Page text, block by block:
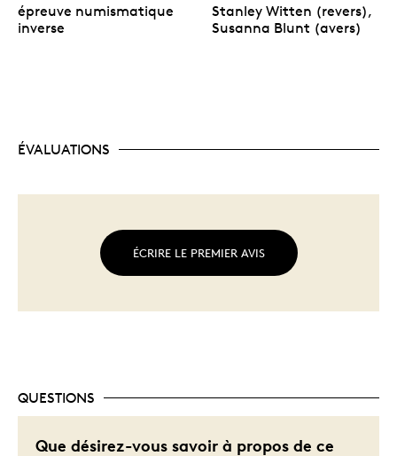
épreuve numismatique
inverse
Stanley Witten (revers),
Susanna Blunt (avers)
ÉVALUATIONS
ÉCRIRE LE PREMIER AVIS
QUESTIONS
Que désirez-vous savoir à propos de ce